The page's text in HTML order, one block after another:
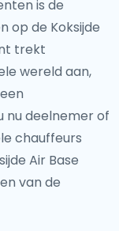
is de
op de Koksijde
trekt
wereld aan,
nu deelnemer of
chauffeurs
Air Base
van de